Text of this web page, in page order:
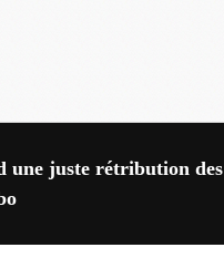
juste rétribution des